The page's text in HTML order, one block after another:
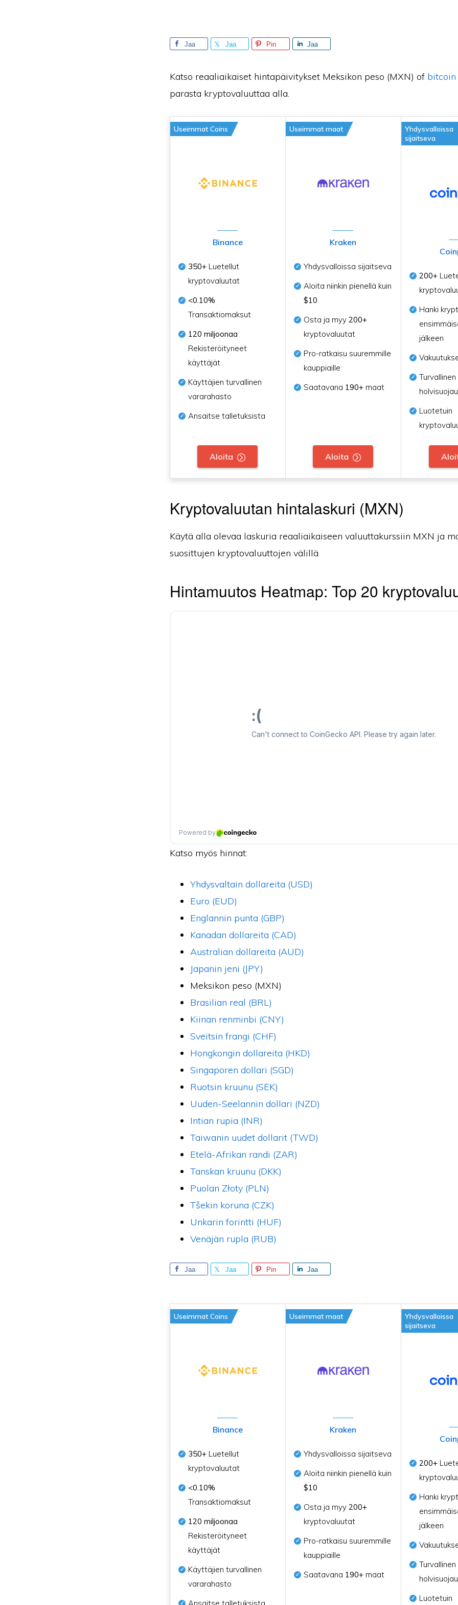
Jaa Jaa Pin Jaa
Katso reaaliaikaiset hintapäivitykset Meksikon peso (MXN) of bitcoin
parasta kryptovaluuttaa alla.
Useimmat Coins
Binance
350+ Luetellut
kryptovaluutat
<0.10%
Transaktiomaksut
120 miljoonaa
Rekisteröityneet
käyttäjät
Käyttäjien turvallinen
vararahasto
Ansaitse talletuksista
Aloita
Useimmat maat
Kraken
Yhdysvalloissa sijaitseva
Aloita niinkin pienellä kuin
$10
Osta ja myy 200+
kryptovaluutat
Pro-ratkaisu suuremmille
kauppiaille
Saatavana 190+maat
Aloita
Yhdysvalloissa
sijaitseva
200+
Hanki
jälkeen
Luotetuin
Kryptovaluutan hintalaskuri (MXN)
Käytä alla olevaa laskuria reaaliaikaiseen valuuttakurssiin MXN ja
suosittujen kryptovaluuttojen välillä
Hintamuutos Heatmap: Top 20
Katso myös hinnat:
Yhdysvaltain dollareita (USD)
Euro (EUD)
Englannin punta (GBP)
Kanadan dollareita (CAD)
Australian dollareita (AUD)
Japanin jeni (JPY)
Meksikon peso (MXN)
Brasilian real (BRL)
Kiinan renminbi (CNY)
Sveitsin frangi (CHF)
Hongkongin dollareita (HKD)
Singaporen dollari (SGD)
Ruotsin kruunu (SEK)
Uuden-Seelannin dollari (NZD)
Intian rupia (INR)
Taiwanin uudet dollarit (TWD)
Etelä-Afrikan randi (ZAR)
Tanskan kruunu (DKK)
Puolan Złoty (PLN)
Tšekin koruna (CZK)
Unkarin forintti (HUF)
Venäjän rupla (RUB)
Jaa Jaa Pin Jaa
Useimmat Coins
Binance
350+ Luetellut
kryptovaluutat
<0.10%
Transaktiomaksut
120 miljoonaa
Rekisteröityneet
käyttäjät
Käyttäjien turvallinen
vararahasto
Useimmat maat
Kraken
Yhdysvalloissa sijaitseva
Aloita niinkin pienellä kuin
$10
Osta ja myy 200+
kryptovaluutat
Pro-ratkaisu suuremmille
kauppiaille
Saatavana 190+maat
Yhdysvalloissa
sijaitseva
200+
Hanki
jälkeen
Luotetuin